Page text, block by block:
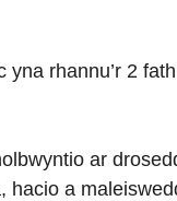
rhannu’r 2
ar
hacio a